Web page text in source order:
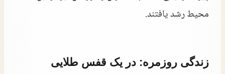
محیط رشد یافتند.
زندگی روزمره: در یک قفس طلایی